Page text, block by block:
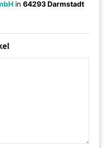
in64293 Darmstadt